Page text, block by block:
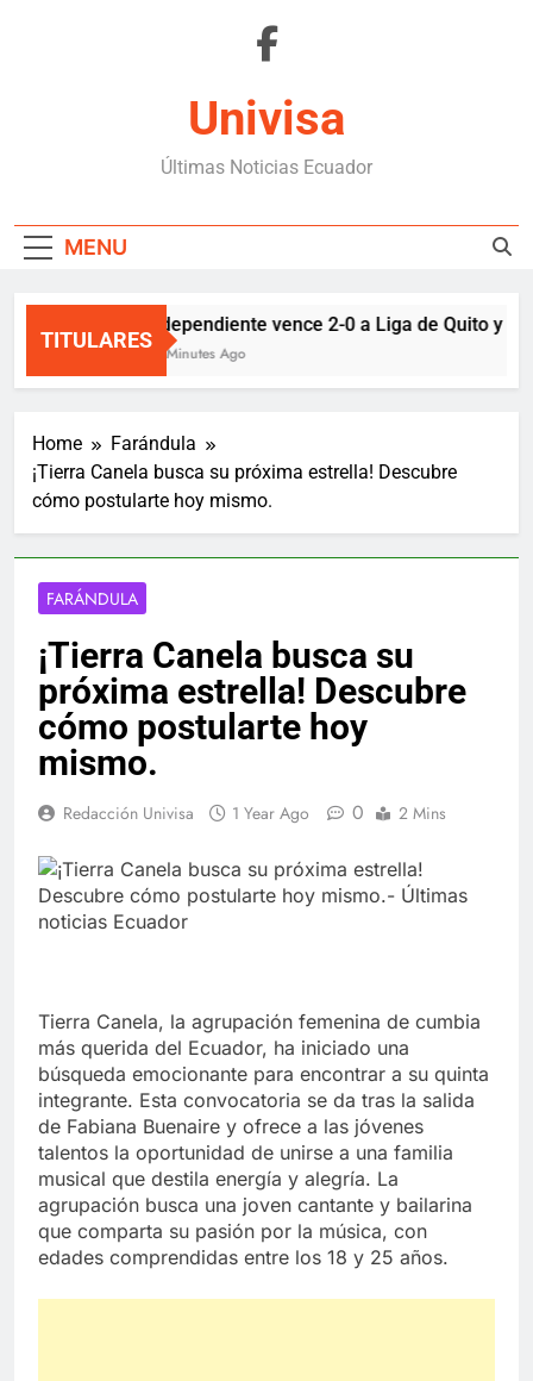
Univisa
Últimas Noticias Ecuador
MENU
TITULARES
Independiente vence 2-0 a Liga de Quito y
24 Minutes Ago
Home
Farándula
¡Tierra Canela busca su próxima estrella! Descubre
cómo postularte hoy mismo.
FARÁNDULA
¡Tierra Canela busca su
próxima estrella! Descubre
cómo postularte hoy
mismo.
Redacción Univisa 1 Year Ago 0 2 Mins
Tierra Canela, la agrupación femenina de cumbia
más querida del Ecuador, ha iniciado una
búsqueda emocionante para encontrar a su quinta
integrante. Esta convocatoria se da tras la salida
de Fabiana Buenaire y ofrece a las jóvenes
talentos la oportunidad de unirse a una familia
musical que destila energía y alegría. La
agrupación busca una joven cantante y bailarina
que comparta su pasión por la música, con
edades comprendidas entre los 18 y 25 años.